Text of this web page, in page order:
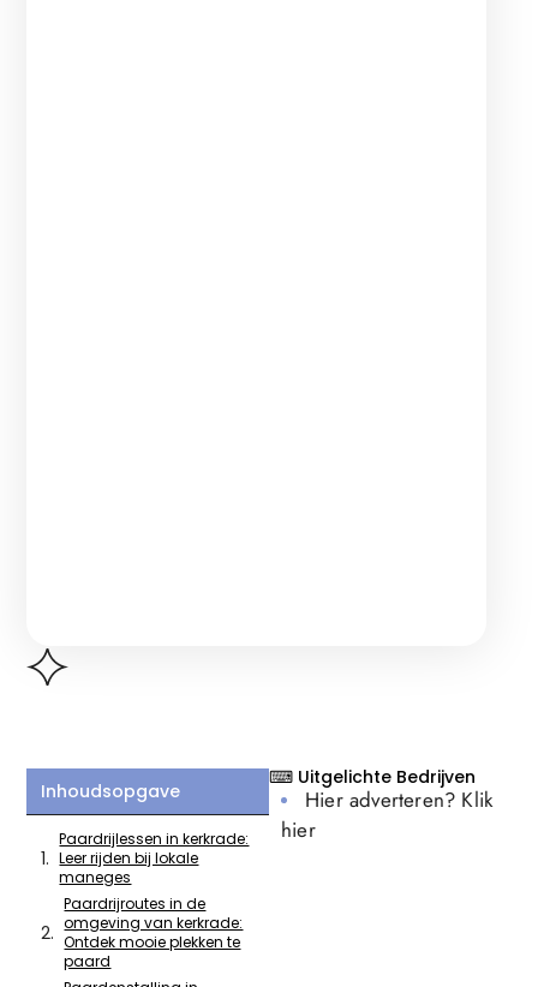
Inhoudsopgave
Paardrijlessen in kerkrade:
Leer rijden bij lokale
maneges
Paardrijroutes in de
omgeving van kerkrade:
Ontdek mooie plekken te
paard
⌨ Uitgelichte Bedrijven
Hier adverteren? Klik
hier